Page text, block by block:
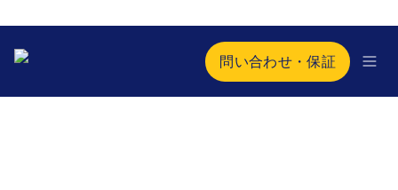
問い合わせ・保証